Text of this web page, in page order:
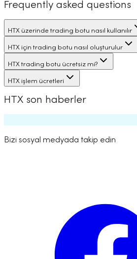
Frequently asked questions
HTX üzerinde trading botu nasıl kullanılır
HTX için trading botu nasıl oluşturulur
HTX trading botu ücretsiz mi?
HTX işlem ücretleri
HTX son haberler
Bizi sosyal medyada takip edin